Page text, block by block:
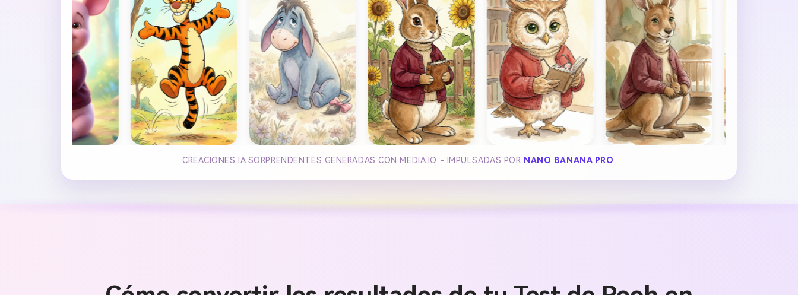
CREACIONES IA SORPRENDENTES GENERADAS CON MEDIA.IO - IMPULSADAS POR NANO BANANA PRO